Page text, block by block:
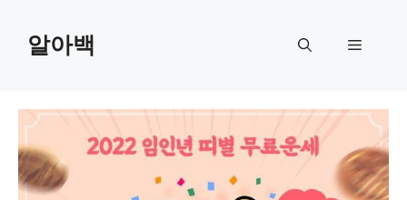
content알아백 Menu